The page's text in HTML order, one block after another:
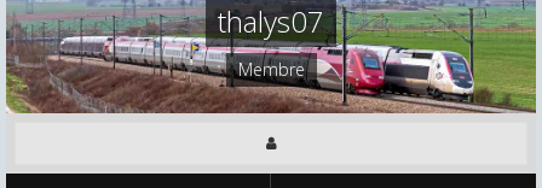
thalys07
Membre